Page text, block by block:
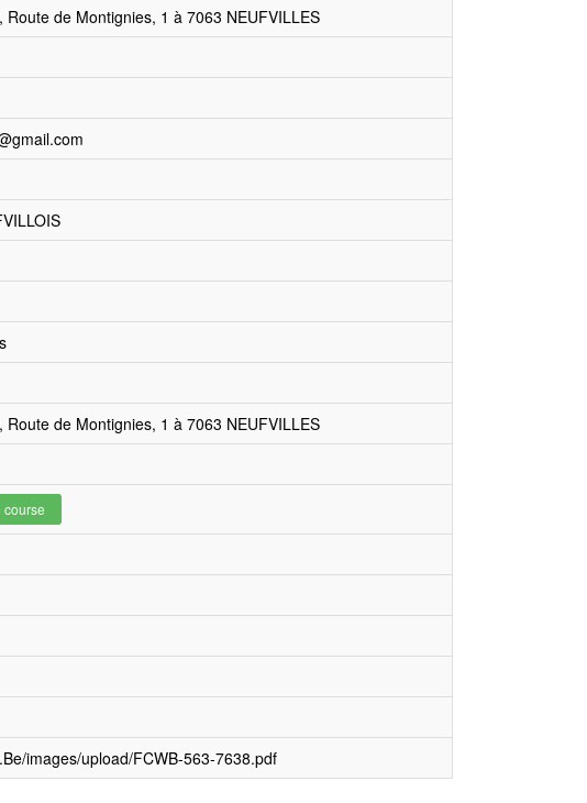
Route de Montignies, 1 à 7063 NEUFVILLES
Route de Montignies, 1 à 7063 NEUFVILLES
course
images/upload/FCWB-563-7638.pdf